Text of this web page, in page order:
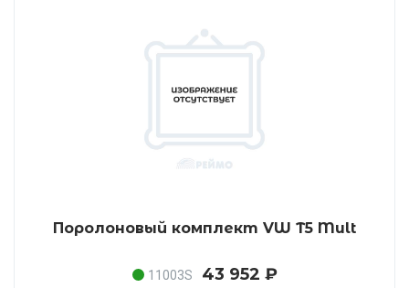
Поролоновый комплект VW T5 Mult
11003S 43 952 ₽